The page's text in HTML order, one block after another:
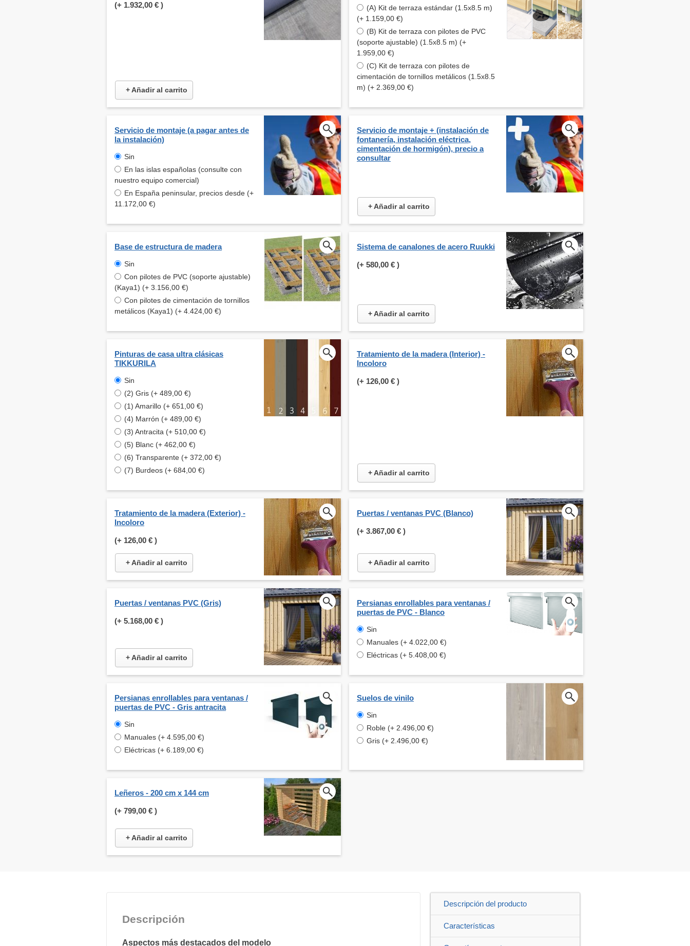
(+ 1.932,00 € )
+ Añadir al carrito
(A) Kit de terraza estándar (1.5x8.5 m)
(+ 1.159,00 €)
(B) Kit de terraza con pilotes de PVC
(soporte ajustable) (1.5x8.5 m) (+
1.959,00 €)
(C) Kit de terraza con pilotes de
cimentación de tornillos metálicos (1.5x8.5
m) (+ 2.369,00 €)
Servicio de montaje (a pagar antes de
la instalación)
Sin
En las islas españolas (consulte con
nuestro equipo comercial)
En España peninsular, precios desde (+
11.172,00 €)
Servicio de montaje + (instalación de
fontanería, instalación eléctrica,
cimentación de hormigón), precio a
consultar
+ Añadir al carrito
Base de estructura de madera
Sin
Con pilotes de PVC (soporte ajustable)
(Kaya1) (+ 3.156,00 €)
Con pilotes de cimentación de tornillos
metálicos (Kaya1) (+ 4.424,00 €)
Sistema de canalones de acero Ruukki
(+ 580,00 € )
+ Añadir al carrito
Pinturas de casa ultra clásicas
TIKKURILA
Sin
(2) Gris (+ 489,00 €)
(1) Amarillo (+ 651,00 €)
(4) Marrón (+ 489,00 €)
(3) Antracita (+ 510,00 €)
(5) Blanc (+ 462,00 €)
(6) Transparente (+ 372,00 €)
(7) Burdeos (+ 684,00 €)
Tratamiento de la madera (Interior) -
Incoloro
(+ 126,00 € )
+ Añadir al carrito
Tratamiento de la madera (Exterior) -
Incoloro
(+ 126,00 € )
+ Añadir al carrito
Puertas / ventanas PVC (Blanco)
(+ 3.867,00 € )
+ Añadir al carrito
Puertas / ventanas PVC (Gris)
(+ 5.168,00 € )
+ Añadir al carrito
Persianas enrollables para ventanas /
puertas de PVC - Blanco
Sin
Manuales (+ 4.022,00 €)
Eléctricas (+ 5.408,00 €)
Persianas enrollables para ventanas /
puertas de PVC - Gris antracita
Sin
Manuales (+ 4.595,00 €)
Eléctricas (+ 6.189,00 €)
Suelos de vinilo
Sin
Roble (+ 2.496,00 €)
Gris (+ 2.496,00 €)
Leñeros - 200 cm x 144 cm
(+ 799,00 € )
+ Añadir al carrito
Descripción
Aspectos más destacados del modelo
Descripción del producto
Características